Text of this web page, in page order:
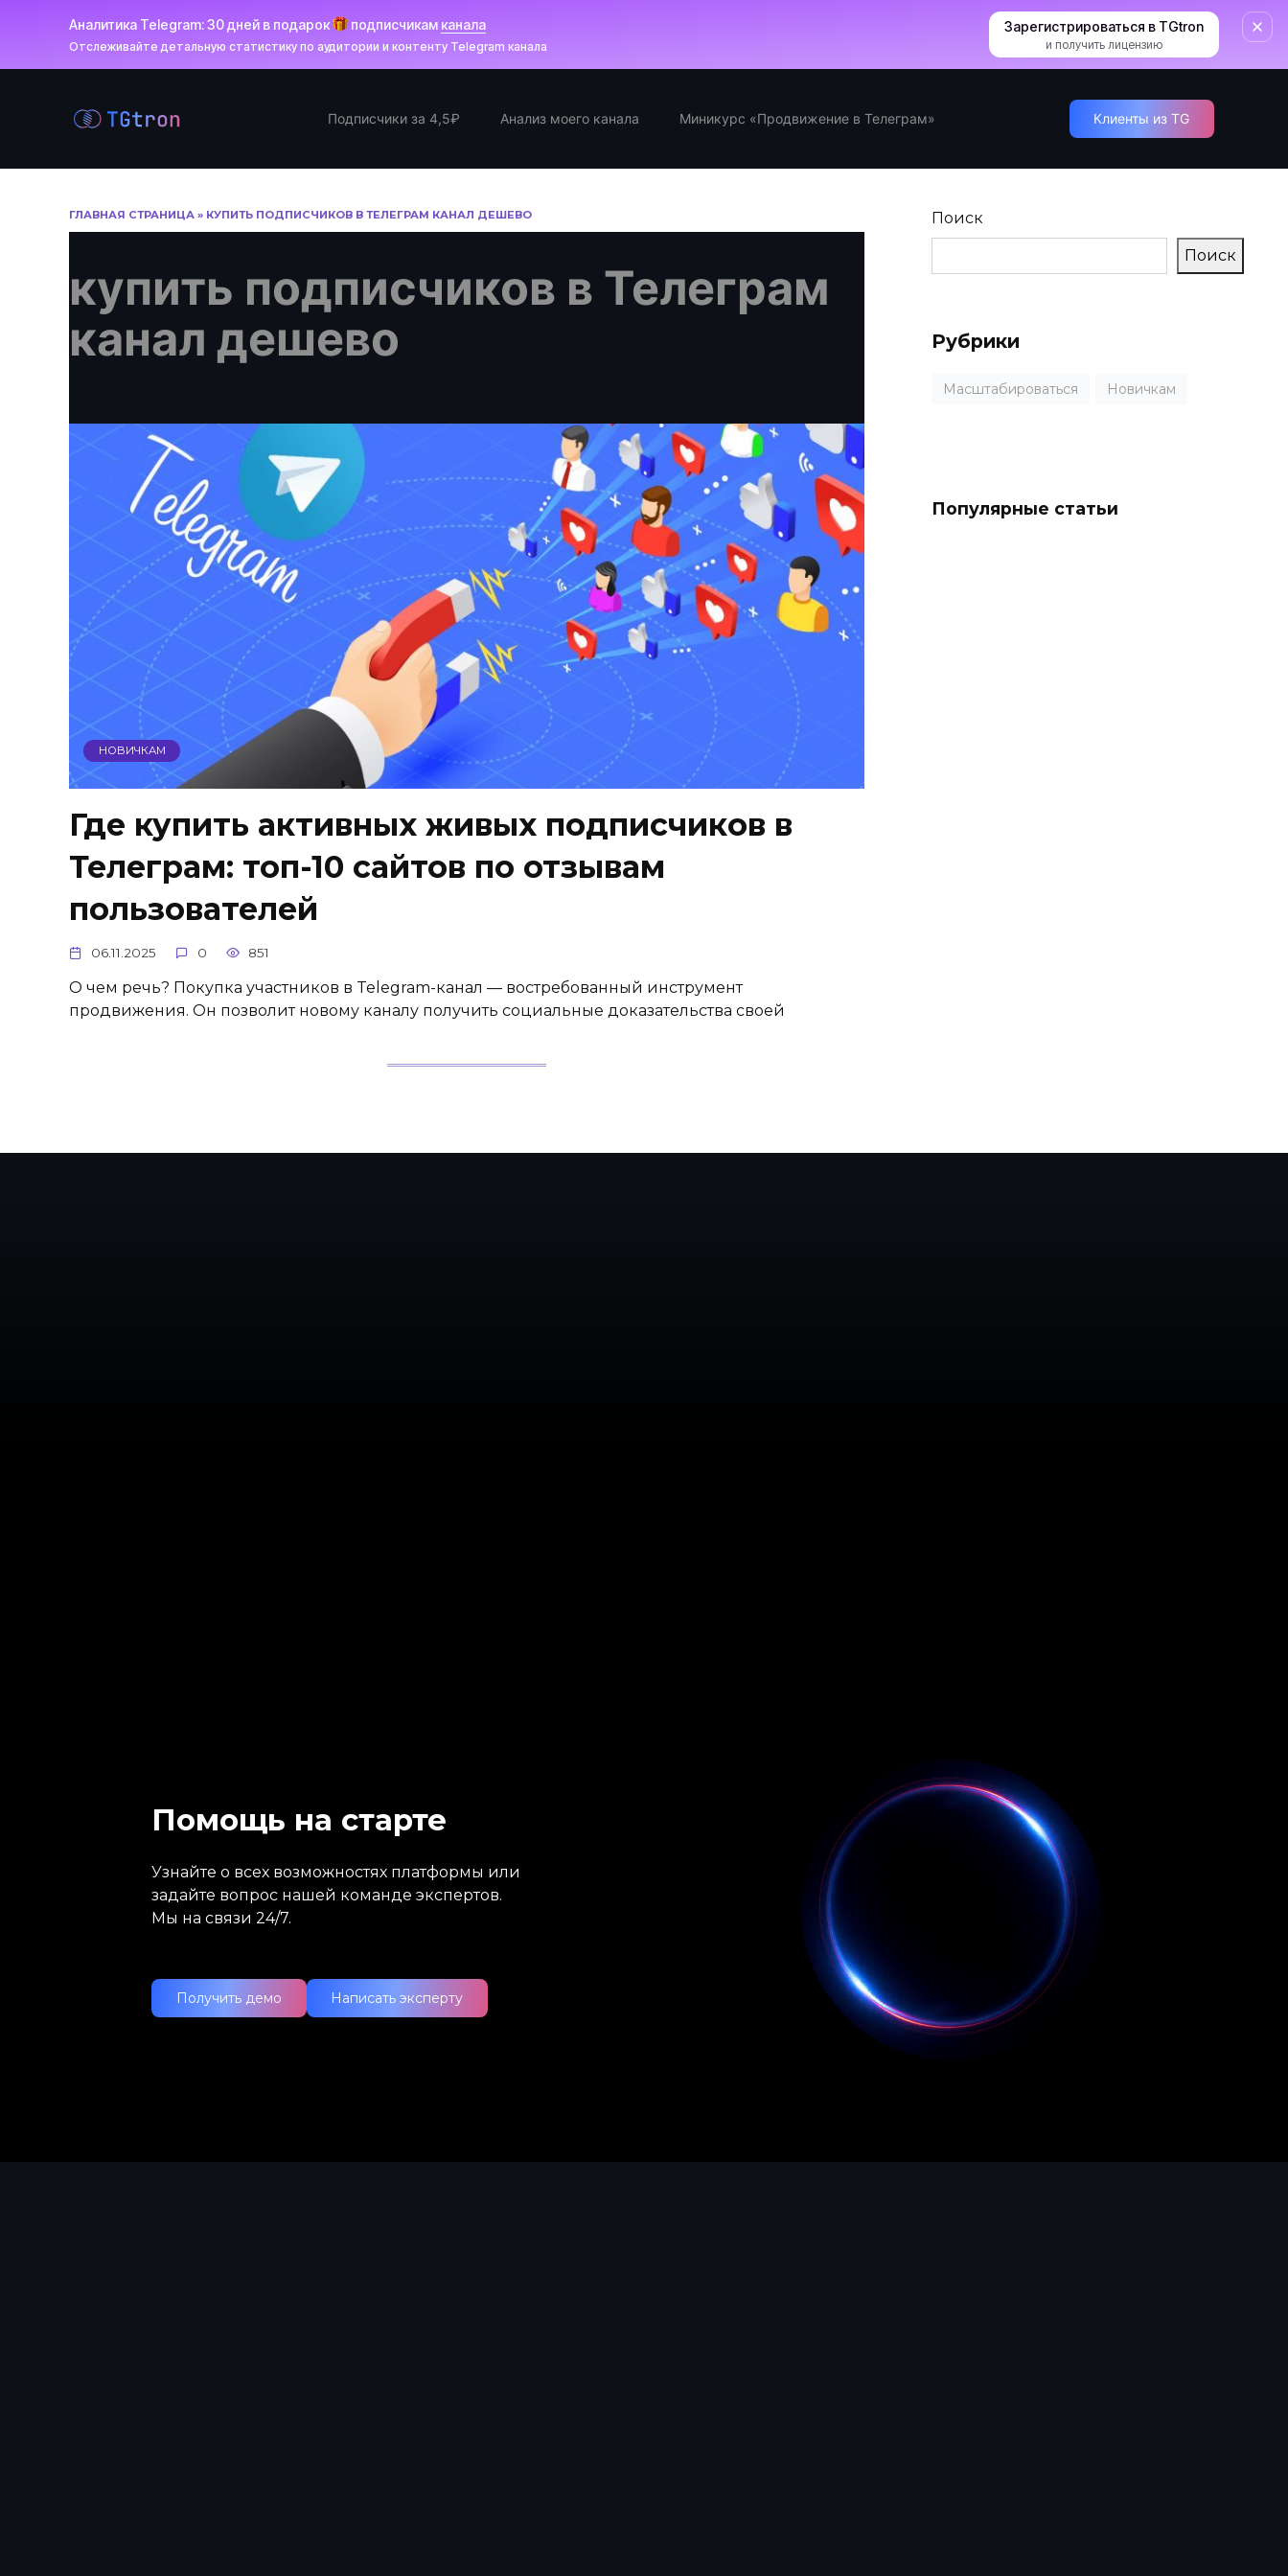
содержанию
Аналитика Telegram: 30 дней в подарок подписчикам канала
Отслеживайте детальную статистику по аудитории и контенту Telegram канала
Зарегистрироваться в TGtron
и получить лицензию
Подписчики за 4,5₽ Анализ моего канала Миникурс «Продвижение в Телеграм» Клиенты из TG
ГЛАВНАЯ СТРАНИЦА » КУПИТЬ ПОДПИСЧИКОВ В ТЕЛЕГРАМ КАНАЛ ДЕШЕВО
купить подписчиков в Телеграм
канал дешево
НОВИЧКАМ
Где купить активных живых подписчиков в
Телеграм: топ-10 сайтов по отзывам
пользователей
06.11.2025 0 851
О чем речь? Покупка участников в Telegram-канал — востребованный инструмент
продвижения. Он позволит новому каналу получить социальные доказательства своей
Поиск
Поиск
Рубрики
Масштабироваться Новичкам
Популярные статьи
Помощь на старте
Узнайте о всех возможностях платформы или
задайте вопрос нашей команде экспертов.
Мы на связи 24/7.
Получить демо Написать эксперту